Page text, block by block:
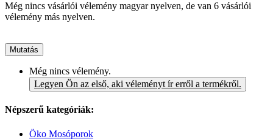
Még nincs vásárlói vélemény magyar nyelven, de van 6 vásárlói
vélemény más nyelven.
Mutatás
Még nincs vélemény.
Legyen Ön az első, aki véleményt ír erről a termékről.
Népszerű kategóriák:
Öko Mosóporok